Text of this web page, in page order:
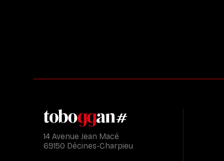
14 Avenue Jean Macé
69150 Décines-Charpieu